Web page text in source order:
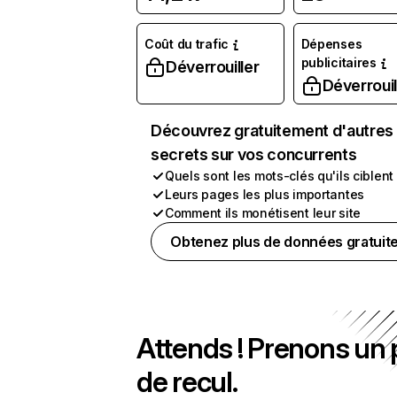
Coût du trafic
Déverrouiller
Dépenses
publicitaires
Découvrez gratuitement d'autres
secrets sur vos concurrents
Quels sont les mots-clés qu'ils ciblent
Leurs pages les plus importantes
Comment ils monétisent leur site
Obtenez plus de données
Attends ! Prenons un
de recul.